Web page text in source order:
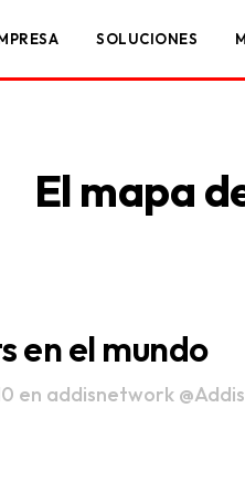
SOLUCIONES
El mapa
en el mundo
en addisnetwork